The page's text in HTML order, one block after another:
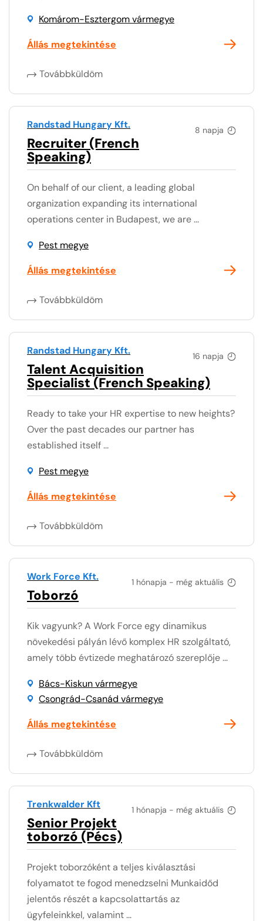
Komárom-Esztergom vármegye
Állás megtekintése
Továbbküldöm
8 napja
Randstad Hungary Kft.
Recruiter (French
Speaking)
On behalf of our client, a leading global
organization expanding its international
operations center in Budapest, we are ...
Pest megye
Állás megtekintése
Továbbküldöm
16 napja
Randstad Hungary Kft.
Talent Acquisition
Specialist (French Speaking)
Ready to take your HR expertise to new heights?
Over the past decades our partner has
established itself ...
Pest megye
Állás megtekintése
Továbbküldöm
1 hónapja - még aktuális
Work Force Kft.
Toborzó
Kik vagyunk? A Work Force egy dinamikus
növekedési pályán lévő komplex HR szolgáltató,
amely több évtizede meghatározó szereplője ...
Bács-Kiskun vármegye
Csongrád-Csanád vármegye
Állás megtekintése
Továbbküldöm
1 hónapja - még aktuális
Trenkwalder Kft
Senior Projekt
toborzó (Pécs)
Projekt toborzóként a teljes kiválasztási
folyamatot te fogod menedzselni Munkaidőd
jelentős részét a kapcsolattartás az
ügyfeleinkkel, valamint ...